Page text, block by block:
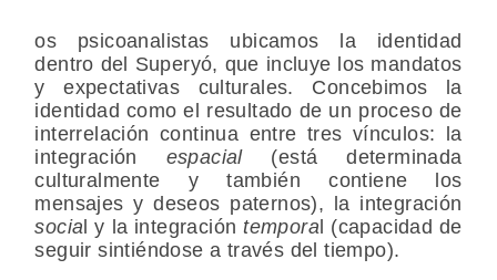
os psicoanalistas ubicamos la identidad
dentro del Superyó, que incluye los mandatos
y expectativas culturales. Concebimos la
identidad como el resultado de un proceso de
interrelación continua entre tres vínculos: la
integración espacial(está determinada
culturalmente y también contiene los
mensajes y deseos paternos), la integración
social y la integracióntemporal (capacidad de
seguir sintiéndose a través del tiempo).